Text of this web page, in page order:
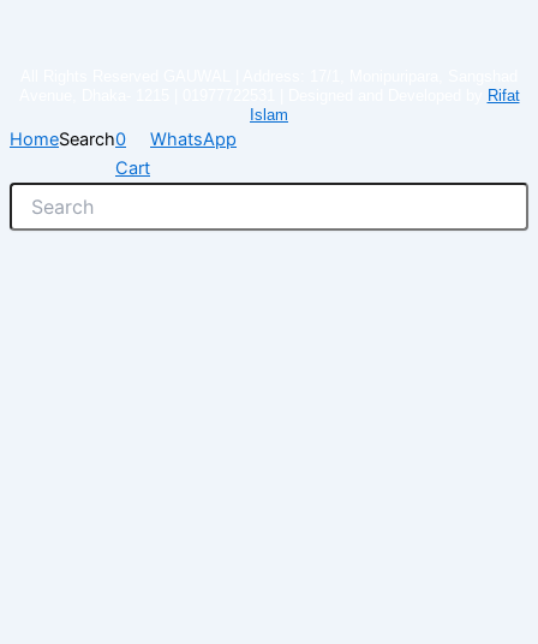
Rifat
Islam
HomeSearch0
Cart
WhatsApp